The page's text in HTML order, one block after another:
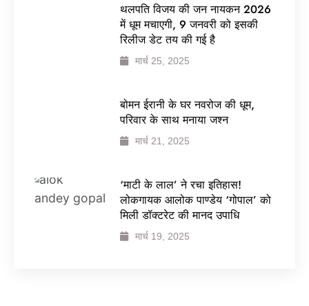
थलपति विजय की जन नायकन 2026
में धूम मचाएगी, 9 जनवरी को इसकी
रिलीज डेट तय की गई है
मार्च 25, 2025
बोमन ईरानी के घर नवरोज की धूम,
परिवार के साथ मनाया जश्न
मार्च 21, 2025
‘माटी के लाल’ ने रचा इतिहास!
लोकगायक आलोक पाण्डेय ‘गोपाल’ को
मिली डॉक्टरेट की मानद उपाधि
मार्च 19, 2025